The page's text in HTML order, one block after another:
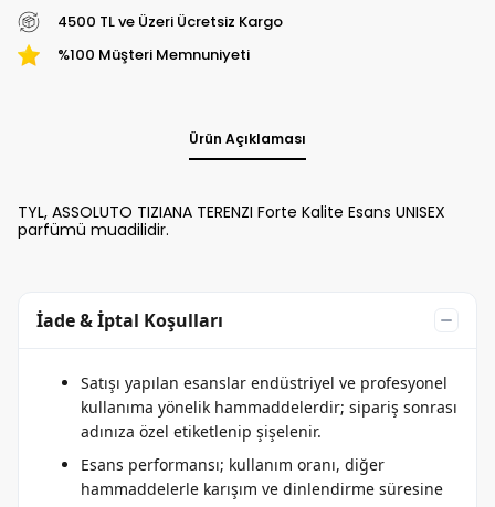
4500 TL ve Üzeri Ücretsiz Kargo
%100 Müşteri Memnuniyeti
Ürün Açıklaması
TYL, ASSOLUTO TIZIANA TERENZI Forte Kalite Esans UNISEX
parfümü muadilidir.
İade & İptal Koşulları
Satışı yapılan esanslar endüstriyel ve profesyonel
kullanıma yönelik hammaddelerdir; sipariş sonrası
adınıza özel etiketlenip şişelenir.
Esans performansı; kullanım oranı, diğer
hammaddelerle karışım ve dinlendirme süresine